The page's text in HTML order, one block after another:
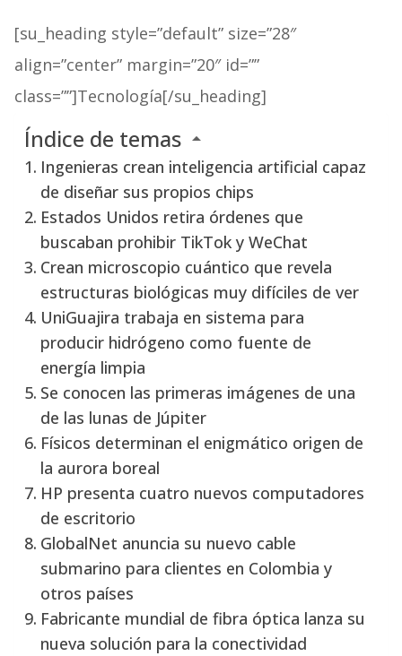
[su_heading style=”default” size=”28″
align=”center” margin=”20″ id=””
class=””]Tecnología[/su_heading]
Índice de temas
Ingenieras crean inteligencia artificial capaz
de diseñar sus propios chips
Estados Unidos retira órdenes que
buscaban prohibir TikTok y WeChat
Crean microscopio cuántico que revela
estructuras biológicas muy difíciles de ver
UniGuajira trabaja en sistema para
producir hidrógeno como fuente de
energía limpia
Se conocen las primeras imágenes de una
de las lunas de Júpiter
Físicos determinan el enigmático origen de
la aurora boreal
HP presenta cuatro nuevos computadores
de escritorio
GlobalNet anuncia su nuevo cable
submarino para clientes en Colombia y
otros países
Fabricante mundial de fibra óptica lanza su
nueva solución para la conectividad